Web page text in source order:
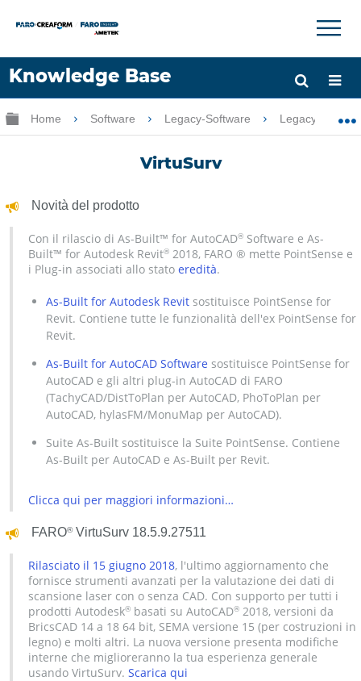
Knowledge Base
Lingua
Chiedere aiuto Accesso
×
Ingrandisci/riduci gerarchia globale
Home Software Legacy-Software Legacy-
VirtuSurv
Novità del prodotto
Con il rilascio di As-Built™ for AutoCAD®Software e As-
Built™ for Autodesk Revit®2018, FARO ® mette PointSense e
i Plug-in associati allo stato eredità.
As-Built for Autodesk Revitsostituisce PointSense for
Revit. Contiene tutte le funzionalità dell'ex PointSense for
Revit.
As-Built for AutoCAD Software sostituisce PointSense for
AutoCAD e gli altri plug-in AutoCAD di FARO
(TachyCAD/DistToPlan per AutoCAD, PhoToPlan per
AutoCAD, hylasFM/MonuMap per AutoCAD).
Suite As-Built sostituisce la Suite PointSense. Contiene
As-Built per AutoCAD e As-Built per Revit.
Clicca qui per maggiori informazioni…
FARO®VirtuSurv 18.5.9.27511
Rilasciato il 15 giugno 2018, l'ultimo aggiornamento che
fornisce strumenti avanzati per la valutazione dei dati di
scansione laser con o senza CAD. Con supporto per tutti i
prodotti Autodesk®basati su AutoCAD®2018, versioni da
BricsCAD 14 a 18 64 bit, SEMA versione 15 (per costruzioni in
legno) e molti altri. La nuova versione presenta modifiche
interne che miglioreranno la tua esperienza generale
usando VirtuSurv. Scarica qui